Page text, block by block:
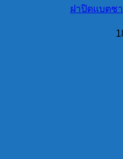
ฝาปิดแบตช